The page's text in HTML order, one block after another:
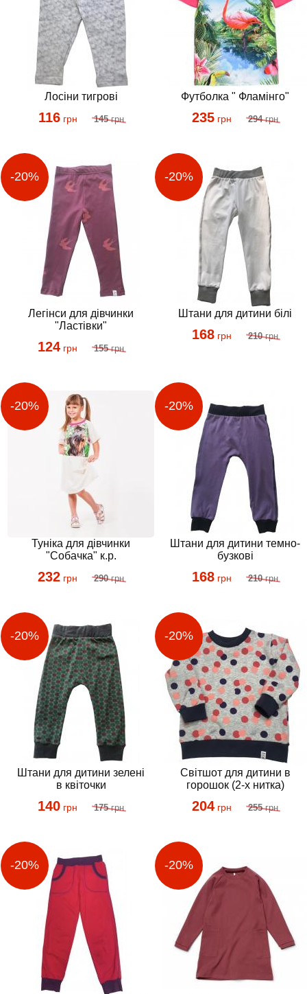
Лосіни тигрові
116грн 145грн
Футболка " Фламінго"
235 грн 294грн
Легінси для дівчинки
"Ластівки"
124 грн 155грн
Штани для дитини білі
168 грн 210грн
Туніка для дівчинки
"Собачка" к.р.
232 грн 290грн
Штани для дитини темно-
бузкові
168 грн 210грн
Штани для дитини зелені
в квіточки
140 грн 175грн
Світшот для дитини в
горошок (2-х нитка)
204 грн 255грн